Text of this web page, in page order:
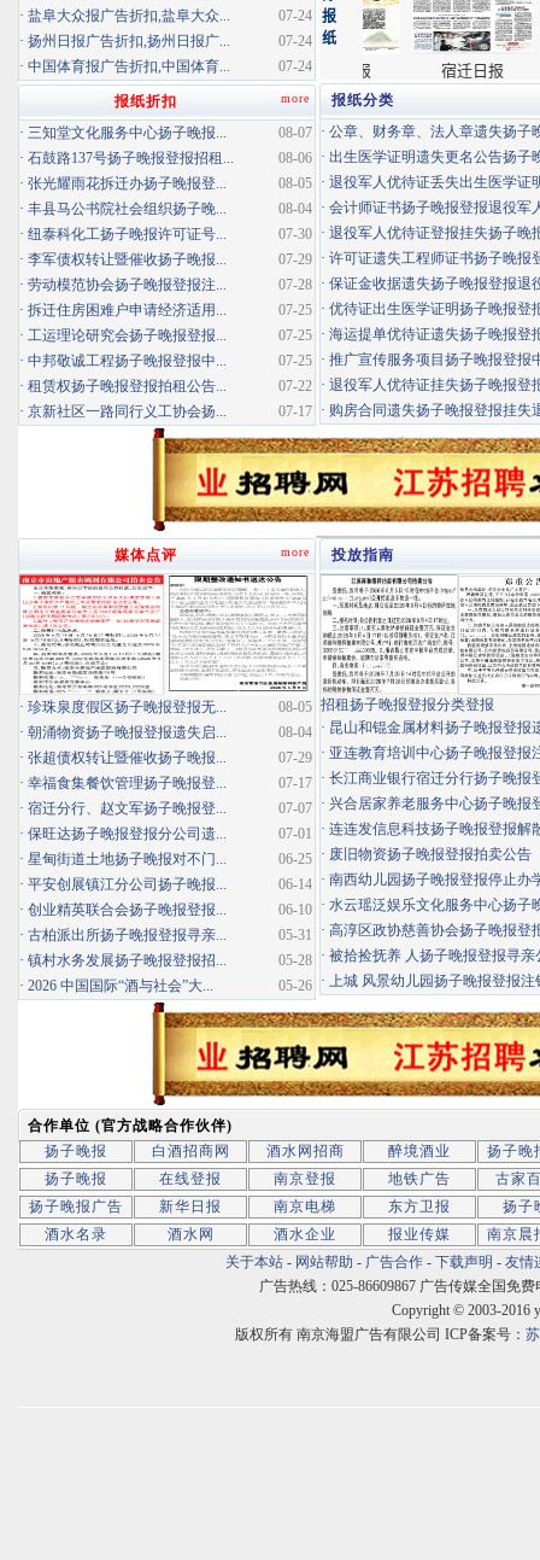
报纸分类
· 公章、财务章、法人章遗失扬子
· 出生医学证明遗失更名公告扬子
· 退役军人优待证丢失出生医学证
· 会计师证书扬子晚报登报退役军
· 退役军人优待证登报挂失扬子晚
· 许可证遗失工程师证书扬子晚报
· 保证金收据遗失扬子晚报登报退
· 优待证出生医学证明扬子晚报登
· 海运提单优待证遗失扬子晚报登
· 推广宣传服务项目扬子晚报登报
· 退役军人优待证挂失扬子晚报登
· 购房合同遗失扬子晚报登报挂失
07-24
· 盐阜大众报广告折扣,盐阜大众...
07-24
· 扬州日报广告折扣,扬州日报广...
07-24
· 中国体育报广告折扣,中国体育...
more
报纸折扣
08-07
· 三知堂文化服务中心扬子晚报...
08-06
· 石鼓路137号扬子晚报登报招租...
08-05
· 张光耀雨花拆迁办扬子晚报登...
08-04
· 丰县马公书院社会组织扬子晚...
07-30
· 纽泰科化工扬子晚报许可证号...
07-29
· 李军债权转让暨催收扬子晚报...
07-28
· 劳动模范协会扬子晚报登报注...
07-25
· 拆迁住房困难户申请经济适用...
07-25
· 工运理论研究会扬子晚报登报...
07-25
· 中邦敬诚工程扬子晚报登报中...
07-22
· 租赁权扬子晚报登报拍租公告...
07-17
· 京新社区一路同行义工协会扬...
投放指南
招租扬子晚报登报分类登报
· 昆山和锟金属材料扬子晚报登报
· 亚连教育培训中心扬子晚报登报
· 长江商业银行宿迁分行扬子晚报
· 兴合居家养老服务中心扬子晚报
· 连连发信息科技扬子晚报登报解
· 废旧物资扬子晚报登报拍卖公告
· 南西幼儿园扬子晚报登报停止办
· 水云瑶泛娱乐文化服务中心扬子
· 高淳区政协慈善协会扬子晚报登
· 被拾捡抚养 人扬子晚报登报寻亲
· 上城 风景幼儿园扬子晚报登报注
more
媒体点评
08-05
· 珍珠泉度假区扬子晚报登报无...
08-04
· 朝涌物资扬子晚报登报遗失启...
07-29
· 张超债权转让暨催收扬子晚报...
07-17
· 幸福食集餐饮管理扬子晚报登...
07-07
· 宿迁分行、赵文军扬子晚报登...
07-01
· 保旺达扬子晚报登报分公司遗...
06-25
· 星甸街道土地扬子晚报对不门...
06-14
· 平安创展镇江分公司扬子晚报...
06-10
· 创业精英联合会扬子晚报登报...
05-31
· 古柏派出所扬子晚报登报寻亲...
05-28
· 镇村水务发展扬子晚报登报招...
05-26
· 2026 中国国际“酒与社会”大...
合作单位 (官方战略合作伙伴)
扬子晚报
白酒招商网 酒水网招商 醉境酒业
扬子晚
扬子晚报
在线登报 南京登报 地铁广告
古家
扬子晚报广告
新华日报 南京电梯 东方卫报
扬子
酒水名录
酒水网 酒水企业 报业传媒
南京晨
关于本站 - 网站帮助 - 广告合作 - 下载声明 - 友情
广告热线：025-86609867 广告传媒全国免费
Copyright © 2003-2016
版权所有 南京海盟广告有限公司 ICP备案号：